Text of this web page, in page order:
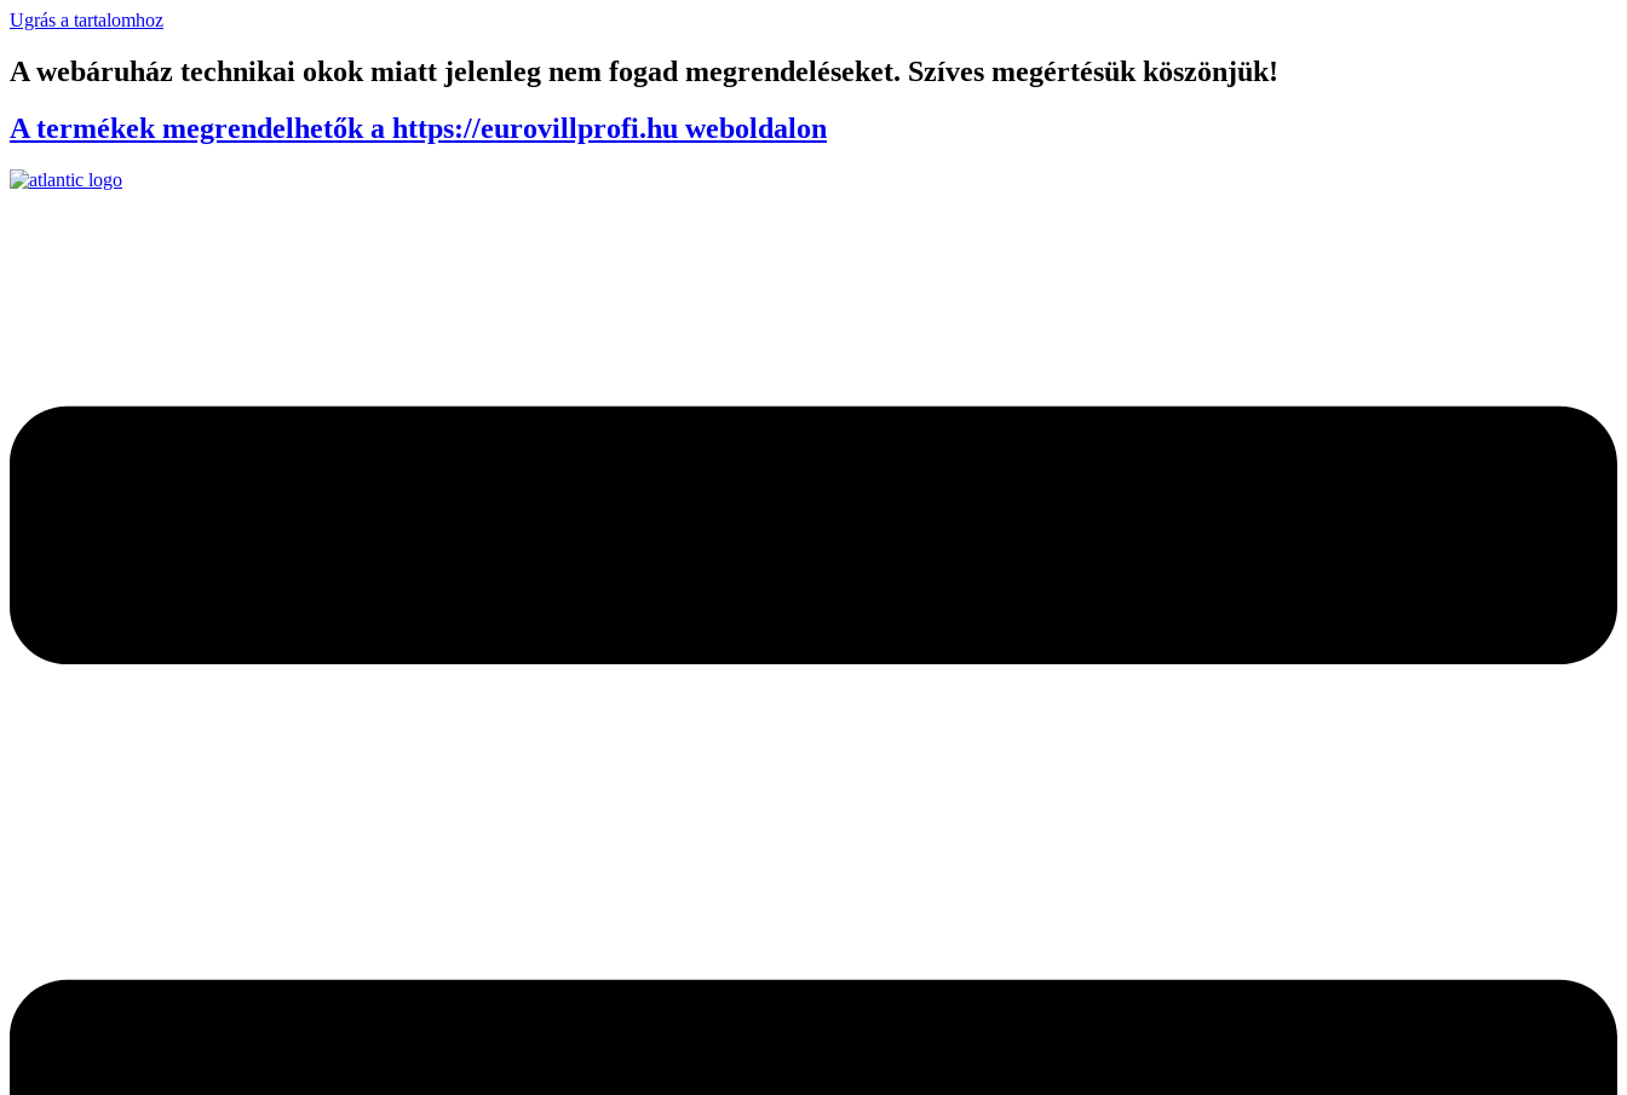
Ugrás a tartalomhoz
A webáruház technikai okok miatt jelenleg nem fogad megrendeléseket. Szíves megértésük köszönjük!
A termékek megrendelhetők a https://eurovillprofi.hu weboldalon